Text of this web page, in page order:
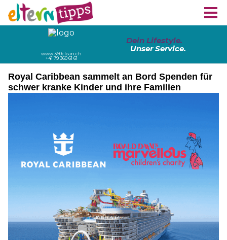
Royal Caribbean sammelt an Bord Spenden für
schwer kranke Kinder und ihre Familien